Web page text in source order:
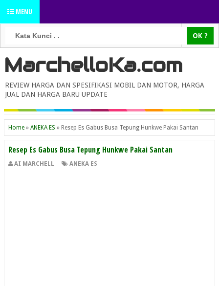
MENU
MarchelloKa.com
REVIEW HARGA DAN SPESIFIKASI MOBIL DAN MOTOR, HARGA
JUAL DAN HARGA BARU UPDATE
Home » ANEKA ES » Resep Es Gabus Busa Tepung Hunkwe Pakai Santan
Resep Es Gabus Busa Tepung Hunkwe Pakai Santan
AI MARCHELL ANEKA ES